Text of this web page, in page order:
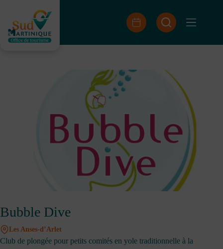
contenido
Bubble Dive
Les Anses-d’Arlet
Club de plongée pour petits comités en yole traditionnelle à la